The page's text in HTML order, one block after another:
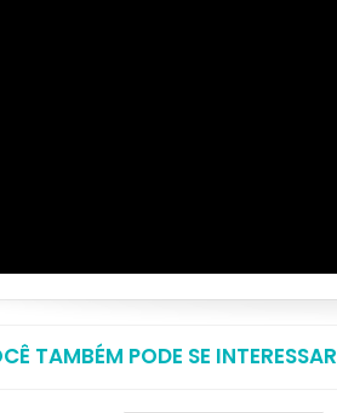
TAMBÉM PODE SE INTERESSAR